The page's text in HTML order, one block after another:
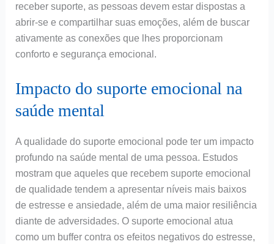
receber suporte, as pessoas devem estar dispostas a
abrir-se e compartilhar suas emoções, além de buscar
ativamente as conexões que lhes proporcionam
conforto e segurança emocional.
Impacto do suporte emocional na
saúde mental
A qualidade do suporte emocional pode ter um impacto
profundo na saúde mental de uma pessoa. Estudos
mostram que aqueles que recebem suporte emocional
de qualidade tendem a apresentar níveis mais baixos
de estresse e ansiedade, além de uma maior resiliência
diante de adversidades. O suporte emocional atua
como um buffer contra os efeitos negativos do estresse,